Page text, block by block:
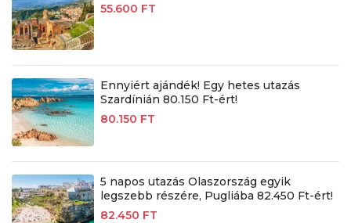
55.600 FT
Ennyiért ajándék! Egy hetes utazás
Szardínián 80.150 Ft-ért!
80.150 FT
5 napos utazás Olaszország egyik
legszebb részére, Pugliába 82.450 Ft-ért!
82.450 FT